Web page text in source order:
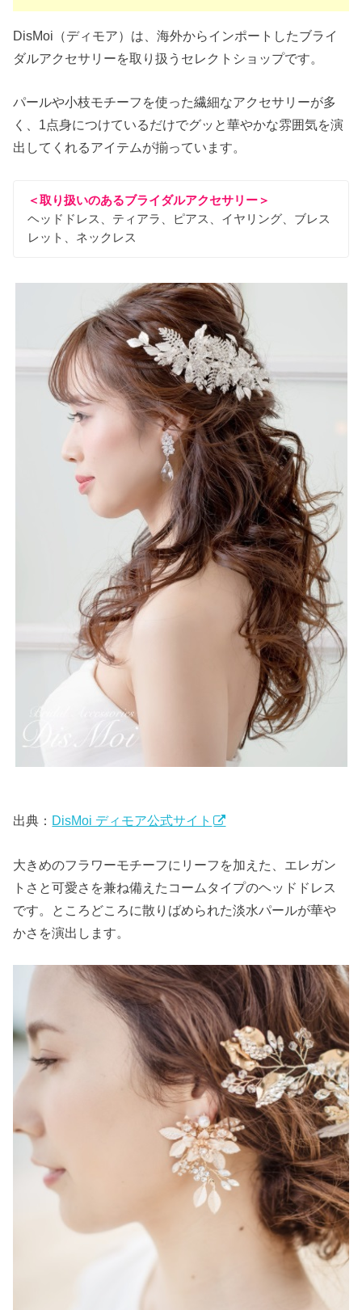
DisMoi（ディモア）は、海外からインポートしたブライ
ダルアクセサリーを取り扱うセレクトショップです。
パールや小枝モチーフを使った繊細なアクセサリーが多
く、1点身につけているだけでグッと華やかな雰囲気を演
出してくれるアイテムが揃っています。
＜取り扱いのあるブライダルアクセサリー＞
ヘッドドレス、ティアラ、ピアス、イヤリング、ブレス
レット、ネックレス
出典： DisMoi ディモア公式サイト
大きめのフラワーモチーフにリーフを加えた、エレガン
トさと可愛さを兼ね備えたコームタイプのヘッドドレス
です。ところどころに散りばめられた淡水パールが華や
かさを演出します。